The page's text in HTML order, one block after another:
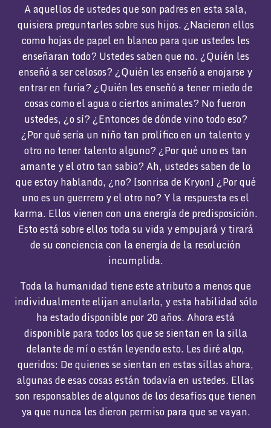
A aquellos de ustedes que son padres en esta sala,
quisiera preguntarles sobre sus hijos. ¿Nacieron ellos
como hojas de papel en blanco para que ustedes les
enseñaran todo? Ustedes saben que no. ¿Quién les
enseñó a ser celosos? ¿Quién les enseñó a enojarse y
entrar en furia? ¿Quién les enseñó a tener miedo de
cosas como el agua o ciertos animales? No fueron
ustedes, ¿o sí? ¿Entonces de dónde vino todo eso?
¿Por qué sería un niño tan prolífico en un talento y
otro no tener talento alguno? ¿Por qué uno es tan
amante y el otro tan sabio? Ah, ustedes saben de lo
que estoy hablando, ¿no? [sonrisa de Kryon] ¿Por qué
uno es un guerrero y el otro no? Y la respuesta es el
karma. Ellos vienen con una energía de predisposición.
Esto está sobre ellos toda su vida y empujará y tirará
de su conciencia con la energía de la resolución
incumplida.
Toda la humanidad tiene este atributo a menos que
individualmente elijan anularlo, y esta habilidad sólo
ha estado disponible por 20 años. Ahora está
disponible para todos los que se sientan en la silla
delante de mí o están leyendo esto. Les diré algo,
queridos: De quienes se sientan en estas sillas ahora,
algunas de esas cosas están todavía en ustedes. Ellas
son responsables de algunos de los desafíos que tienen
ya que nunca les dieron permiso para que se vayan.